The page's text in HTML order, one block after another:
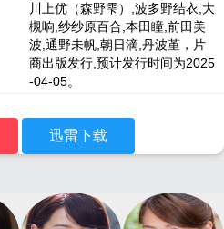
川上优（森野雫）,波多野结衣,大
槻响,纱纱原百合,本田瞳,前田美
波,通野未帆,朝日滴,丹波堇，片
商出版发行,预计发行时间为2025
-04-05。
迅雷下载